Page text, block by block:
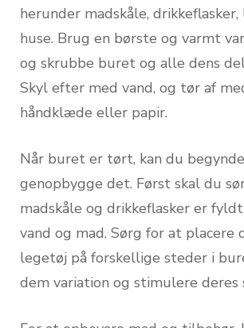
herunder madskåle,
huse. Brug en børste og varmt
og skrubbe buret og alle dens
Skyl efter med vand, og tør af
håndklæde eller papir.
Når buret er tørt, kan du
genopbygge det. Først skal du
madskåle og drikkeflasker er
vand og mad. Sørg for at placere
legetøj på forskellige steder i
dem variation og stimulere deres